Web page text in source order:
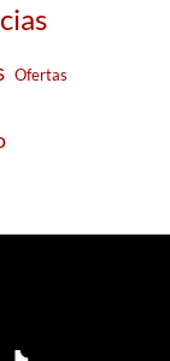
Ofertas